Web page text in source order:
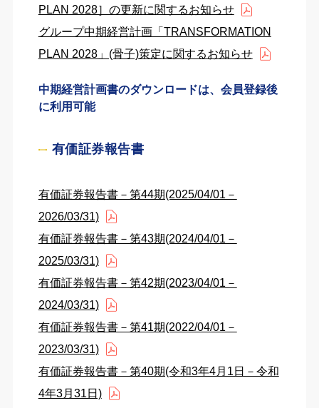
PLAN 2028］の更新に関するお知らせ
グループ中期経営計画「TRANSFORMATION
PLAN 2028」(骨子)策定に関するお知らせ
中期経営計画書のダウンロードは、会員登録後
に利用可能
有価証券報告書
有価証券報告書－第44期(2025/04/01－
2026/03/31)
有価証券報告書－第43期(2024/04/01－
2025/03/31)
有価証券報告書－第42期(2023/04/01－
2024/03/31)
有価証券報告書－第41期(2022/04/01－
2023/03/31)
有価証券報告書－第40期(令和3年4月1日－令和
4年3月31日)